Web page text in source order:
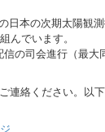
日本の次期太陽観
んでいます。
の司会進行（最
絡ください。以